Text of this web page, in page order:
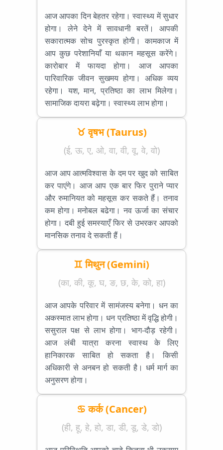
आज आपका दिन बेहतर रहेगा। स्वास्थ्य में सुधार
होगा। लेने देने में सावधानी बरतें। आपकी
सकारात्मक सोच पुरस्कृत होगी। कामकाज में
आप कुछ परेशानियाँ या थकान महसूस करेंगे।
कारोबार में फायदा होगा। आज आपका
पारिवारिक जीवन सुखमय होगा। अधिक व्यय
रहेगा। यश, मान, प्रतिष्ठा का लाभ मिलेगा।
सामाजिक दायरा बढ़ेगा। स्वास्थ्य लाभ होगा।
♉ वृषभ (Taurus)
(ई, ऊ, ए, ओ, वा, वी, वू, वे, वो)
आज आप आत्मविश्वास के दम पर खुद को साबित
कर पाएंगे। आज आप एक बार फिर पुराने प्यार
और रुमानियत को महसूस कर सकते हैं। तनाव
कम होगा। मनोबल बढेगा। नव ऊर्जा का संचार
होगा। दबी हुई समस्याएँ फिर से उभरकर आपको
मानसिक तनाव दे सकती हैं।
♊ मिथुन (Gemini)
(का, की, कू, घ, ङ, छ, के, को, हा)
आज आपके परिवार में सामंजस्य बनेगा। धन का
अकस्मात लाभ होगा। धन प्रतिष्ठा में वृद्धि होगी।
ससुराल पक्ष से लाभ होगा। भाग-दौड़ रहेगी।
आज लंबी यात्रा करना स्वास्थ के लिए
हानिकारक साबित हो सकता है। किसी
अधिकारी से अनबन हो सकती है। धर्म मार्ग का
अनुसरण होगा।
♋ कर्क (Cancer)
(ही, हू, हे, हो, डा, डी, डू, डे, डो)